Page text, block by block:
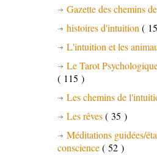
Gazette des chemins
histoires d'intuition(
L'intuition et les
Le Tarot
( 115 )
Les chemins de
Les rêves( 35 )
Méditations guidées/
conscience( 52 )